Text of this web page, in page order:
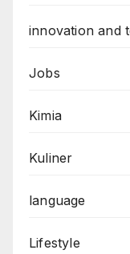
innovation and
Jobs
Kimia
Kuliner
language
Lifestyle